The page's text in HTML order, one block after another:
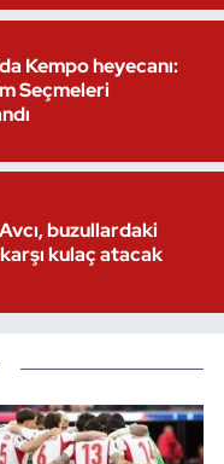
Kempo heyecanı:
Seçmeleri
buzullardaki
kulaç atacak